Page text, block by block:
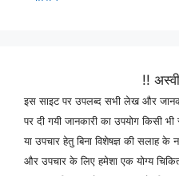
!!
इस साइट पर उपलब्द सभी लेख और
पर दी गयी जानकारी का उपयोग किसी भी
या उपचार हेतु बिना विशेषज्ञ की सलाह के
और उपचार के लिए हमेशा एक योग्य